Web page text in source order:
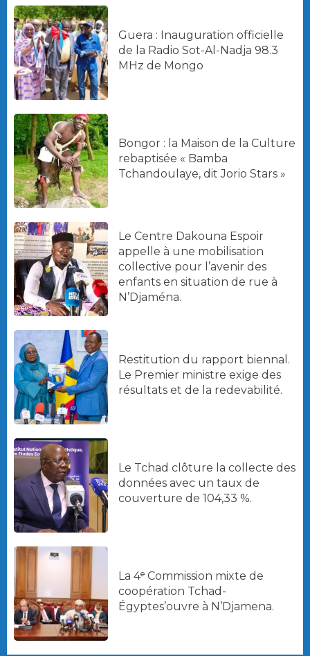
Guera : Inauguration officielle
de la Radio Sot-Al-Nadja 98.3
MHz de Mongo
Bongor : la Maison de la Culture
rebaptisée « Bamba
Tchandoulaye, dit Jorio Stars »
Le Centre Dakouna Espoir
appelle à une mobilisation
collective pour l’avenir des
enfants en situation de rue à
N’Djaména.
Restitution du rapport biennal.
Le Premier ministre exige des
résultats et de la redevabilité.
Le Tchad clôture la collecte des
données avec un taux de
couverture de 104,33 %.
La 4ᵉ Commission mixte de
coopération Tchad-
Égyptes’ouvre à N’Djamena.